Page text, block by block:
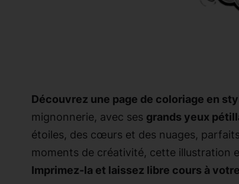
Découvrez une page de coloriage en
mignonnerie, avec ses grands yeux
étoiles, des cœurs et des nuages,
moments de créativité, cette illustration
Imprimez-la et laissez libre cours à